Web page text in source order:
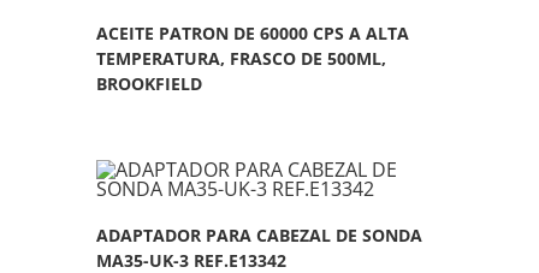
ACEITE PATRON DE 60000 CPS A ALTA
TEMPERATURA, FRASCO DE 500ML,
BROOKFIELD
ADAPTADOR PARA CABEZAL DE SONDA
MA35-UK-3 REF.E13342